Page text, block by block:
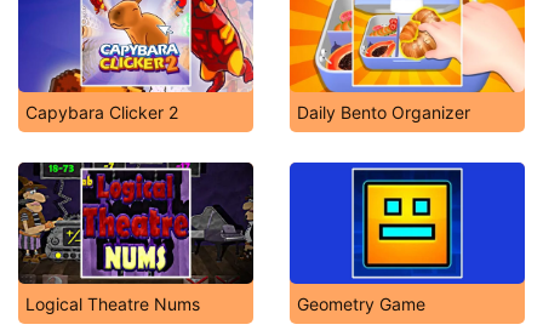
Capybara Clicker 2 Daily Bento Organizer
Logical Theatre Nums Geometry Game